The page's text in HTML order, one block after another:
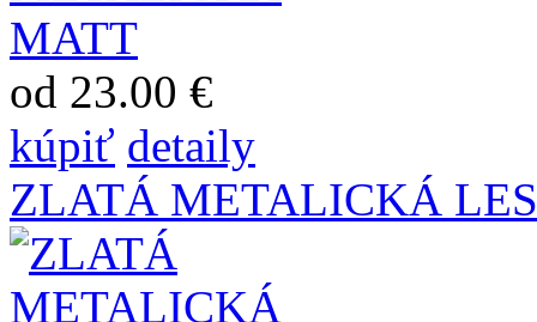
od 23.00 €
kúpiť detaily
ZLATÁ METALICKÁ